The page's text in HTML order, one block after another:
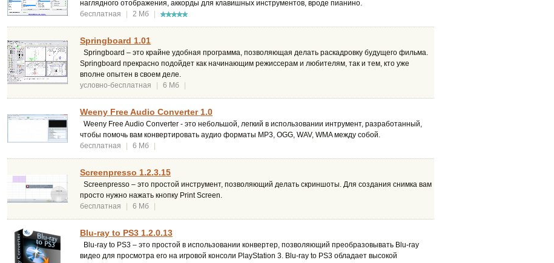
наглядного отображения, аккорды для клавишных инструментов, вроде пианино.
бесплатная
2 Мб
Springboard 1.01
Springboard – это крайне удобная программа, позволяющая делать раскадровку будущего фильма.
Springboard прекрасно подойдет как начинающим режиссерам и любителям, так и тем, кто уже
вполне опытен в своем деле.
условно-бесплатная
6 Мб
Weeny Free Audio Converter 1.0
Weeny Free Audio Converter - это небольшой, легкий в использовании интрумент, разработанный,
чтобы помочь вам конвертировать аудио форматы MP3, OGG, WAV, WMA между собой.
бесплатная
6 Мб
Screenpresso 1.2.3.15
Screenpresso – это простой инструмент, позволяющий делать скриншоты. Для создания снимка вам
просто нужно нажать кнопку Print Screen.
бесплатная
6 Мб
Blu-ray to PS3 1.2.0.13
Blu-ray to PS3 – это простой в использовании конвертер, позволяющий преобразовывать Blu-ray
видео для просмотра его на игровой консоли PlayStation 3. Blu-ray to PS3 обладает высокой